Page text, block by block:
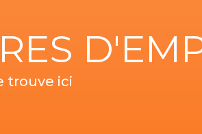
trouve ici